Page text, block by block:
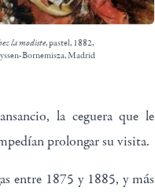
la modiste, pastel, 1882,
Bornemisza, Madrid
la ceguera que le
prolongar su visita.
entre 1875 y 1885, y más